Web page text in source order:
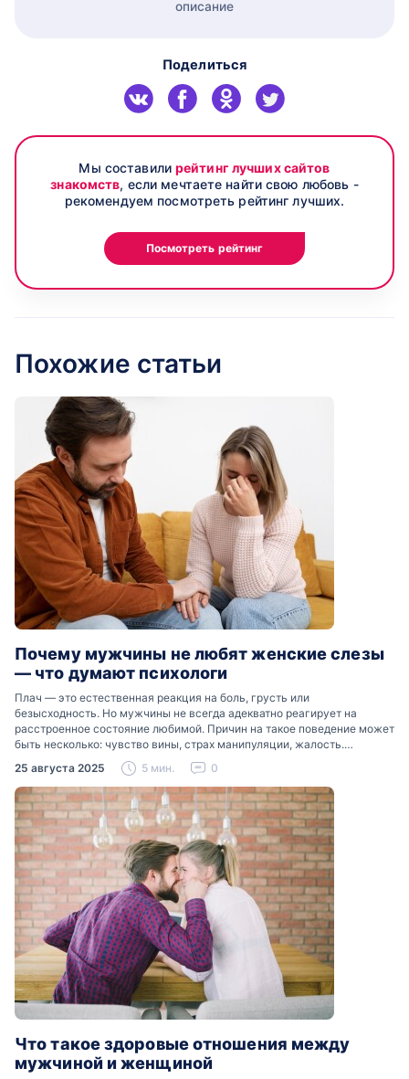
описание
Поделиться
Мы составилирейтинг лучших сайтов
знакомств, если мечтаете найти свою любовь -
рекомендуем посмотреть рейтинг лучших.
Посмотреть рейтинг
Похожие статьи
Почему мужчины не любят женские слезы
— что думают психологи
Плач — это естественная реакция на боль, грусть или
безысходность. Но мужчины не всегда адекватно реагирует на
расстроенное состояние любимой. Причин на такое поведение может
быть несколько: чувство вины, страх манипуляции, жалость.
Разобраться, почему мужчины боятся женских слез, помогут советы
психологов…
25 августа 2025 5 мин. 0
Что такое здоровые отношения между
мужчиной и женщиной